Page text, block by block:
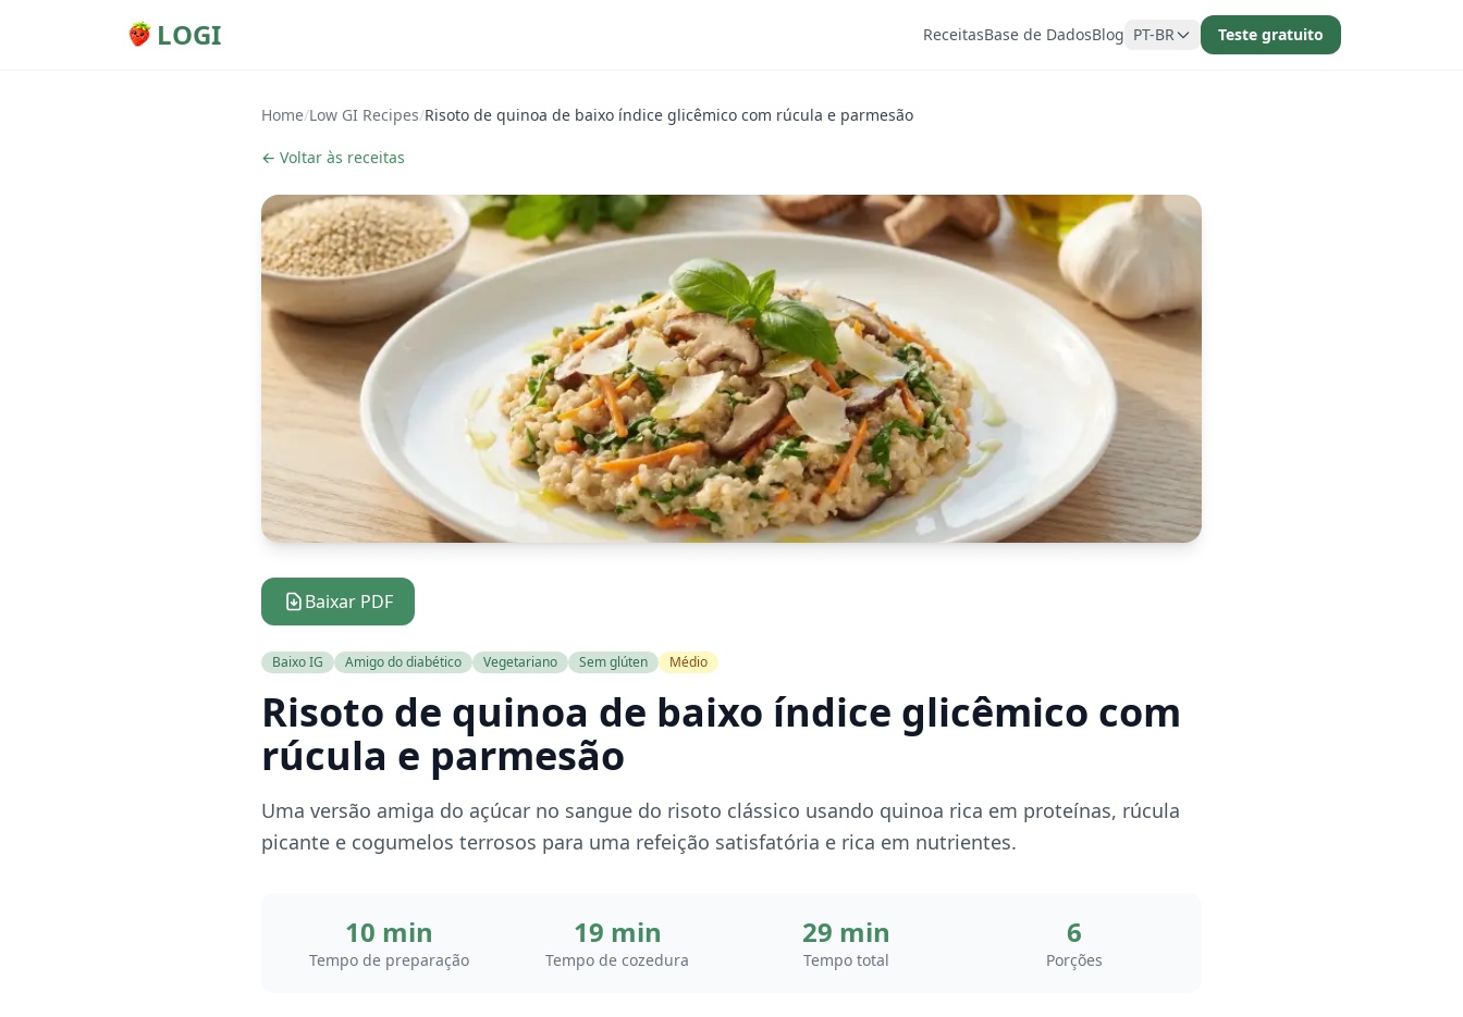
LOGI ReceitasBase de DadosBlog PT-BR Teste gratuito
Home/Low GI Recipes/Risoto de quinoa de baixo índice glicêmico com rúcula e parmesão
← Voltar às receitas
Baixar PDF
Baixo IG Amigo do diabético Vegetariano Sem glúten Médio
Risoto de quinoa de baixo índice glicêmico com
rúcula e parmesão
Uma versão amiga do açúcar no sangue do risoto clássico usando quinoa rica em proteínas, rúcula
picante e cogumelos terrosos para uma refeição satisfatória e rica em nutrientes.
10 min
Tempo de preparação
19 min
Tempo de cozedura
29 min
Tempo total
6
Porções